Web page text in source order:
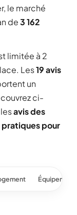
le marché
de3 162
limitée à 2
Les19 avis
un
ci-
lesavis des
pour